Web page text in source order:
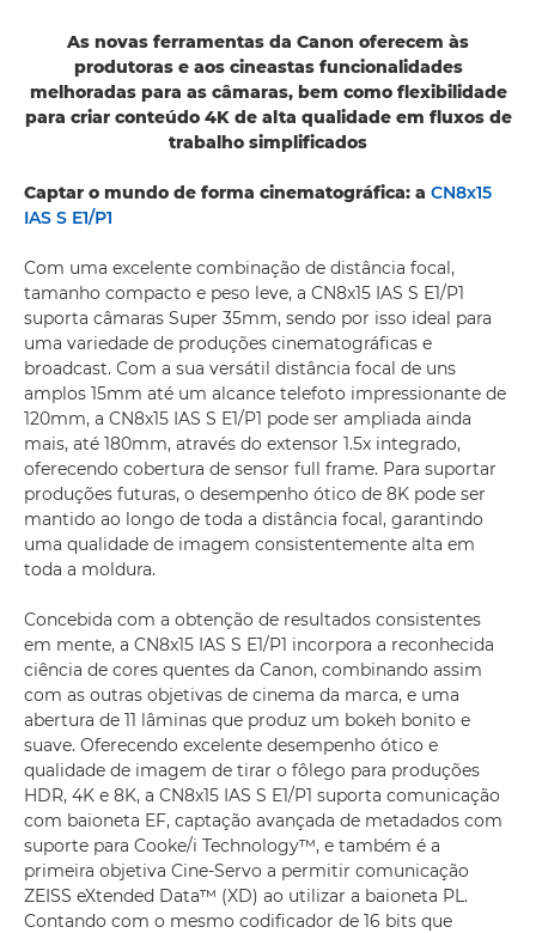
As novas ferramentas da Canon oferecem às
produtoras e aos cineastas funcionalidades
melhoradas para as câmaras, bem como flexibilidade
para criar conteúdo 4K de alta qualidade em fluxos de
trabalho simplificados
Captar o mundo de forma cinematográfica: a CN8x15
IAS S E1/P1
Com uma excelente combinação de distância focal,
tamanho compacto e peso leve, a CN8x15 IAS S E1/P1
suporta câmaras Super 35mm, sendo por isso ideal para
uma variedade de produções cinematográficas e
broadcast. Com a sua versátil distância focal de uns
amplos 15mm até um alcance telefoto impressionante de
120mm, a CN8x15 IAS S E1/P1 pode ser ampliada ainda
mais, até 180mm, através do extensor 1.5x integrado,
oferecendo cobertura de sensor full frame. Para suportar
produções futuras, o desempenho ótico de 8K pode ser
mantido ao longo de toda a distância focal, garantindo
uma qualidade de imagem consistentemente alta em
toda a moldura.
Concebida com a obtenção de resultados consistentes
em mente, a CN8x15 IAS S E1/P1 incorpora a reconhecida
ciência de cores quentes da Canon, combinando assim
com as outras objetivas de cinema da marca, e uma
abertura de 11 lâminas que produz um bokeh bonito e
suave. Oferecendo excelente desempenho ótico e
qualidade de imagem de tirar o fôlego para produções
HDR, 4K e 8K, a CN8x15 IAS S E1/P1 suporta comunicação
com baioneta EF, captação avançada de metadados com
suporte para Cooke/i Technology™, e também é a
primeira objetiva Cine-Servo a permitir comunicação
ZEISS eXtended Data™ (XD) ao utilizar a baioneta PL.
Contando com o mesmo codificador de 16 bits que